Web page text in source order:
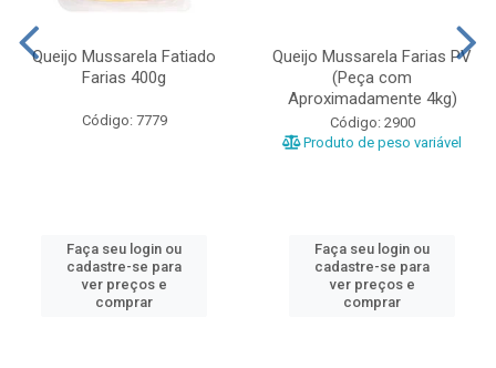
Queijo Mussarela Fatiado
Farias 400g
Código: 7779
Faça seu login ou
cadastre-se para
ver preços e
comprar
Queijo Mussarela Farias PV
(Peça com
Aproximadamente 4kg)
Código: 2900
Produto de peso variável
Faça seu login ou
cadastre-se para
ver preços e
comprar